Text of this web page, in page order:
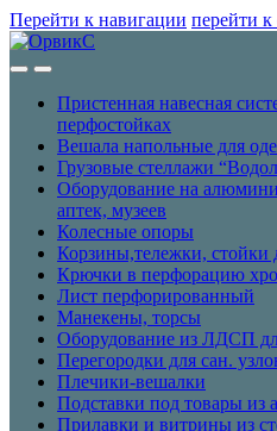
Перейти к навигации перейти
Пристенная навесная
перфостойках
Вешала напольные для
Грузовые стеллажи
Оборудование на
аптек, музеев
Колесные опоры
Корзины,тележки, стойки
Крючки в перфорацию
Лист перфорированный
Манекены, торсы
Оборудование из ЛДСП
Перегородки для сан.
Плечики-вешалки
Подставки под товары из
Прилавки и витрины из